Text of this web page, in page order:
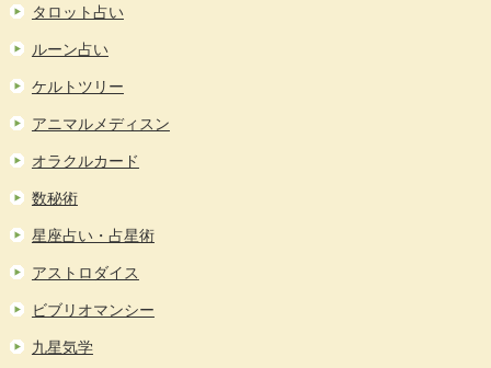
タロット占い
ルーン占い
ケルトツリー
アニマルメディスン
オラクルカード
数秘術
星座占い・占星術
アストロダイス
ビブリオマンシー
九星気学